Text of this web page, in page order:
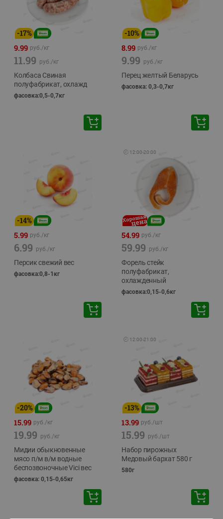
-17%
9.99 руб./кг
11.99 руб./кг
Колбаса Свиная
полуфабрикат, охлажд
фасовка:0,5-0,7кг
-10%
8.99 руб./кг
9.99 руб./кг
Перец желтый Беларусь
фасовка: 0,3-0,7кг
-14%
5.99 руб./кг
6.99 руб./кг
Персик свежий вес
фасовка:0,8-1кг
🕘 12:00-20:00
54.99 руб./кг
59.99 руб./кг
Форель стейк
полуфабрикат,
охлажденный
фасовка:0,15-0,6кг
-20%
15.99 руб./кг
19.99 руб./кг
Мидии обыкновенные
мясо п/м в/м водные
беспозвоночные Vici вес
фасовка: 0,15-0,65кг
🕘 12:00-21:00
-13%
13.99 руб./шт
15.99 руб./шт
Набор пирожных
Медовый бархат 580 г
580г